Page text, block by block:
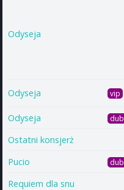
Odyseja
Odyseja vip
Odyseja dub
Ostatni konsjerż
Pucio dub
Requiem dla snu